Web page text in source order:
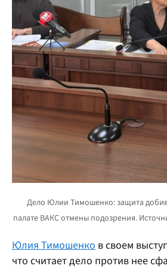
Юлия Тимошенко в своем
что считает дело против нее